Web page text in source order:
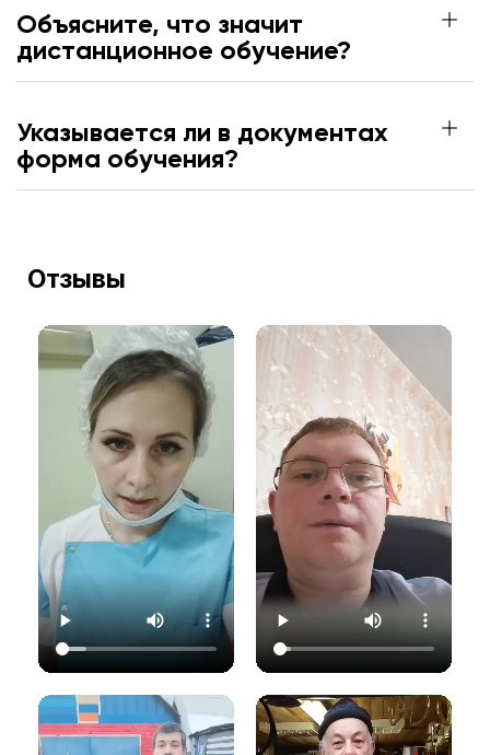
Объясните, что значит
дистанционное обучение?
Указывается ли в документах
форма обучения?
Отзывы